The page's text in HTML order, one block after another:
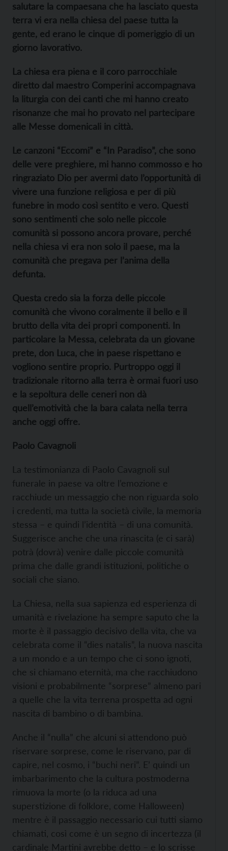
salutare la compaesana che ha lasciato questa
terra vi era nella chiesa del paese tutta la
gente, ed erano le cinque di pomeriggio di un
giorno lavorativo.
La chiesa era piena e il coro parrocchiale
diretto dal maestro Comperini accompagnava
la liturgia con dei canti che mi hanno creato
risonanze che mai ho provato nel partecipare
alle Messe domenicali in città.
Le canzoni “Eccomi” e “In Paradiso”, che sono
delle vere preghiere, mi hanno commosso e ho
ringraziato Dio per avermi dato l’opportunità di
vivere una funzione religiosa e per di più
funebre in modo così sentito e vero. Questi
sono sentimenti che solo nelle piccole
comunità si possono ancora provare, perché
nella chiesa vi era non solo il paese, ma la
comunità che pregava per l’anima della
defunta.
Questa credo sia la forza delle piccole
comunità che vivono coralmente il bello e il
brutto della vita dei propri componenti. In
particolare la Messa, celebrata da un giovane
prete, don Luca, che in paese rispettano e
vogliono sentire proprio. Purtroppo oggi il
tradizionale ritorno alla terra è ormai fuori uso
e la sepoltura delle ceneri non dà
quell’emotività che la bara calata nella terra
anche oggi offre.
Paolo Cavagnoli
La testimonianza di Paolo Cavagnoli sul
funerale in paese va oltre l’emozione e
racchiude un messaggio che non riguarda solo
i credenti, ma tutta la società civile, la memoria
stessa – e quindi l’identità – di una comunità.
Suggerisce anche che una rinascita (e ci sarà)
potrà (dovrà) venire dalle piccole comunità
prima che dalle grandi istituzioni, politiche o
sociali che siano.
La Chiesa, nella sua sapienza ed esperienza di
umanità e rivelazione ha sempre saputo che la
morte è il passaggio decisivo della vita, che va
celebrata come il “dies natalis”, la nuova nascita
a un mondo e a un tempo che ci sono ignoti,
che si chiamano eternità, ma che racchiudono
visioni e probabilmente “sorprese” almeno pari
a quelle che la vita terrena prospetta ad ogni
nascita di bambino o di bambina.
Anche il “nulla” che alcuni si attendono può
riservare sorprese, come le riservano, par di
capire, nel cosmo, i “buchi neri”. E’ quindi un
imbarbarimento che la cultura postmoderna
rimuova la morte (o la riduca ad una
superstizione di folklore, come Halloween)
mentre è il passaggio necessario cui tutti siamo
chiamati, così come è un segno di incertezza (il
cardinale Martini avrebbe detto – e lo scrisse